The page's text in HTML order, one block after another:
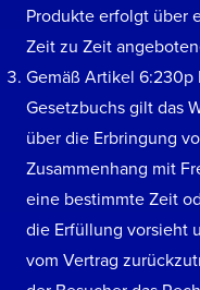
Produkte erfolgt über
Zeit zu Zeit
Gemäß Artikel 6:230p
Gesetzbuchs gilt das
über die Erbringung
Zusammenhang mit
eine bestimmte Zeit
die Erfüllung vorsieht
vom Vertrag